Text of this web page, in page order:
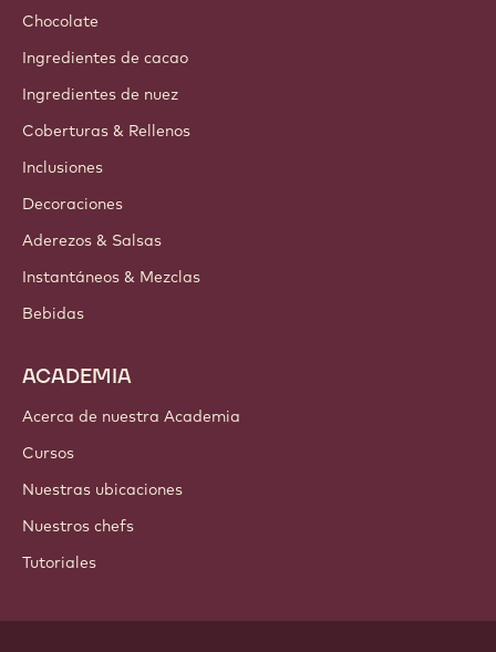
Chocolate
Ingredientes de cacao
Ingredientes de nuez
Coberturas & Rellenos
Inclusiones
Decoraciones
Aderezos & Salsas
Instantáneos & Mezclas
Bebidas
ACADEMIA
Acerca de nuestra Academia
Cursos
Nuestras ubicaciones
Nuestros chefs
Tutoriales